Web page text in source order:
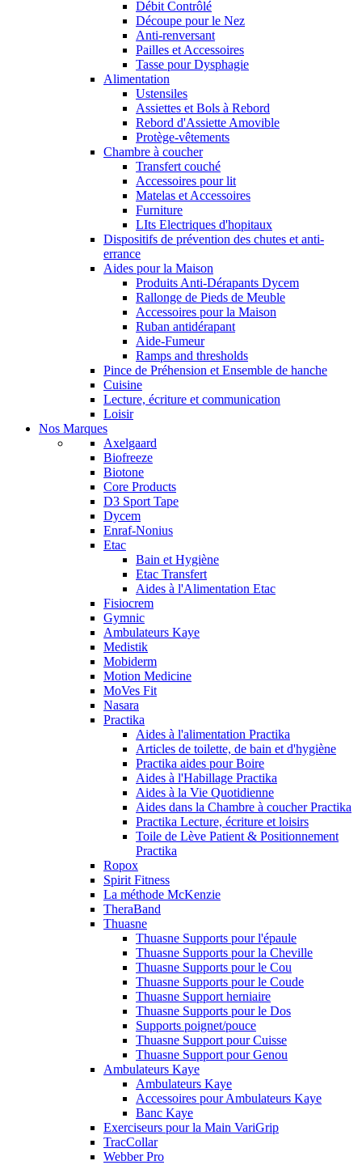
Débit Contrôlé
Découpe pour le Nez
Anti-renversant
Pailles et Accessoires
Tasse pour Dysphagie
Alimentation
Ustensiles
Assiettes et Bols à Rebord
Rebord d'Assiette Amovible
Protège-vêtements
Chambre à coucher
Transfert couché
Accessoires pour lit
Matelas et Accessoires
Furniture
LIts Electriques d'hopitaux
Dispositifs de prévention des chutes et anti-
errance
Aides pour la Maison
Produits Anti-Dérapants Dycem
Rallonge de Pieds de Meuble
Accessoires pour la Maison
Ruban antidérapant
Aide-Fumeur
Ramps and thresholds
Pince de Préhension et Ensemble de hanche
Cuisine
Lecture, écriture et communication
Loisir
Nos Marques
Axelgaard
Biofreeze
Biotone
Core Products
D3 Sport Tape
Dycem
Enraf-Nonius
Etac
Bain et Hygiène
Etac Transfert
Aides à l'Alimentation Etac
Fisiocrem
Gymnic
Ambulateurs Kaye
Medistik
Mobiderm
Motion Medicine
MoVes Fit
Nasara
Practika
Aides à l'alimentation Practika
Articles de toilette, de bain et d'hygiène
Practika aides pour Boire
Aides à l'Habillage Practika
Aides à la Vie Quotidienne
Aides dans la Chambre à coucher Practika
Practika Lecture, écriture et loisirs
Toile de Lève Patient & Positionnement
Practika
Ropox
Spirit Fitness
La méthode McKenzie
TheraBand
Thuasne
Thuasne Supports pour l'épaule
Thuasne Supports pour la Cheville
Thuasne Supports pour le Cou
Thuasne Supports pour le Coude
Thuasne Support herniaire
Thuasne Supports pour le Dos
Supports poignet/pouce
Thuasne Support pour Cuisse
Thuasne Support pour Genou
Ambulateurs Kaye
Ambulateurs Kaye
Accessoires pour Ambulateurs Kaye
Banc Kaye
Exerciseurs pour la Main VariGrip
TracCollar
Webber Pro